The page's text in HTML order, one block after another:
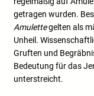
getragen wurden.
Amulettegelten als
Unheil.
Gruften und
Bedeutung für das
unterstreicht.